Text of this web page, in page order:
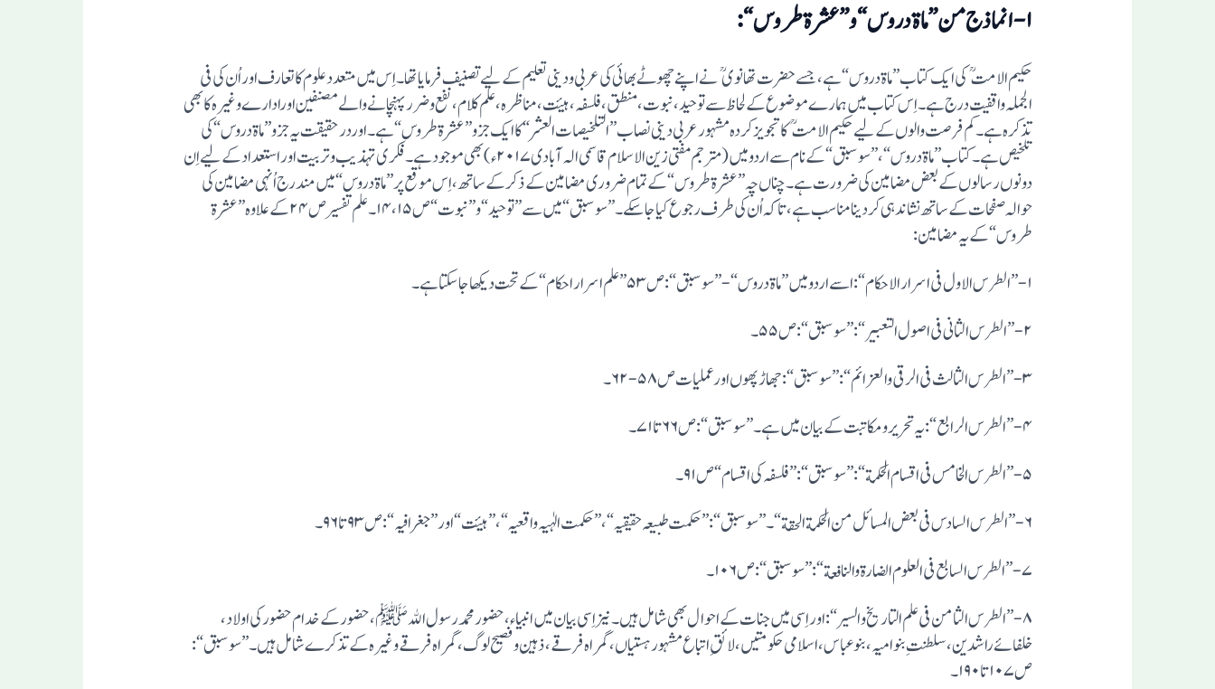
۱-انماذج من”ماة دروس“و”عشرة طروس“:
حکیم الامت کی ایک کتاب ”ماة دروس“ہے،جسے حضرت تھانوی نے اپنے چھوٹے بھائی کی عربی و دینی تعلیم کے لیے تصنیف فرمایا تھا۔ اِس میں متعددعلوم کا تعارف اور اُن کی فی
الجملہ واقفیت درج ہے۔ اِس کتاب میں ہمارے موضوع کے لحاظ سے توحید ،نبوت،منطق،فلسفہ،ہیئت،مناظرہ،علم کلام،نفع و ضرر پہنچانے والے مصنفین اورادارے وغیرہ کا بھی
تذکرہ ہے۔کم فرصت والوں کے لیے حکیم الامت کاتجویز کردہ مشہورعربی دینی نصاب ”التلخیصات العشر“کا ایک جزو”عشرة طروس“ہے۔اوردرحقیقت یہ جزو”ماةدروس“کی
تلخیص ہے۔کتاب”ماة دروس“،”سو سبق“کے نام سے اردو میں(مترجم مفتی زین الاسلام قاسمی الہ آبادی ۲۰۱۷ء) بھی موجود ہے ۔فکری تہذیب وتربیت اور استعداد کے لیے اِن
دونوں رسالوں کے بعض مضامین کی ضرورت ہے ۔چناں چہ ”عشرة طروس“کے تمام ضروری مضامین کے ذکر کے ساتھ،اِس موقع پر ”ماةدروس“میں مندرج اُنہی مضامین کی
حوالہ صفحات کے ساتھ نشاندہی کر دینا مناسب ہے،تاکہ اُن کی طرف رجوع کیا جا سکے۔”سو سبق“میں سے ”توحید“و”نبوت“ص۱۴،۱۵۔علم تفسیر ص۲۴کے علاوہ ”عشرة
طروس“کے یہ مضامین:
۳-”الطرس الثالث فی الرقی والعزائم“:”سو سبق“:جھاڑ پھوں اور عملیات ص۵۸-۶۲۔
۴-”الطرس الرابع“:یہ تحریر و مکاتبت کے بیان میں ہے۔”سو سبق“ :ص۶۶تا۷۱۔
۸ -”الطرس الثامن فی علم التاریخ و السیر“:اور اِسی میں جنات کے احوال بھی شامل ہیں۔نیزاِسی بیان میں انبیاء ،حضور محمد رسول اللهﷺ،حضور کے خدام حضور کی اولاد،
خلفائے راشدین،سلطنتِ بنو امیہ،بنو عباس ،اسلامی حکومتیں،لائقِ اتباع مشہور ہستیاں،گمراہ فرقے،ذہین وفصیح لوگ،گمراہ فرقے وغیرہ کے تذکرے شامل ہیں۔ ”سو سبق“:
ص۱۰۷تا۱۹۰۔